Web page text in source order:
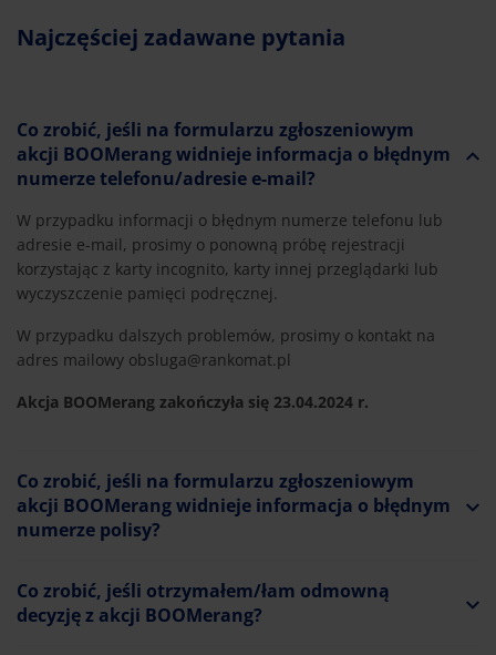
Najczęściej zadawane pytania
Co zrobić, jeśli na formularzu zgłoszeniowym
akcji BOOMerang widnieje informacja o błędnym
numerze telefonu/adresie e-mail?
W przypadku informacji o błędnym numerze telefonu lub
adresie e-mail, prosimy o ponowną próbę rejestracji
korzystając z karty incognito, karty innej przeglądarki lub
wyczyszczenie pamięci podręcznej.
W przypadku dalszych problemów, prosimy o kontakt na
adres mailowy obsluga@rankomat.pl
Akcja BOOMerang zakończyła się 23.04.2024 r.
Co zrobić, jeśli na formularzu zgłoszeniowym
akcji BOOMerang widnieje informacja o błędnym
numerze polisy?
Co zrobić, jeśli otrzymałem/łam odmowną
decyzję z akcji BOOMerang?